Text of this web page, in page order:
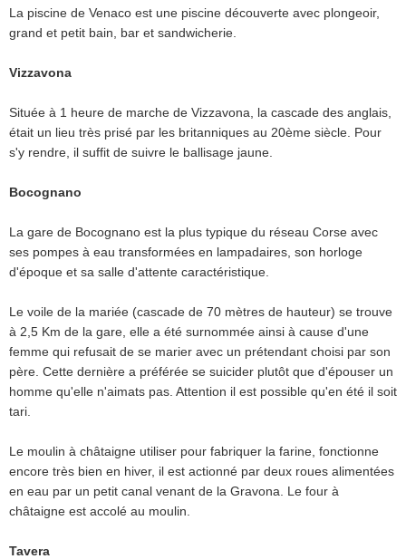
La piscine de Venaco est une piscine découverte avec plongeoir,
grand et petit bain, bar et sandwicherie.
Vizzavona
Située à 1 heure de marche de Vizzavona, la cascade des anglais,
était un lieu très prisé par les britanniques au 20ème siècle. Pour
s'y rendre, il suffit de suivre le ballisage jaune.
Bocognano
La gare de Bocognano est la plus typique du réseau Corse avec
ses pompes à eau transformées en lampadaires, son horloge
d'époque et sa salle d'attente caractéristique.
Le voile de la mariée (cascade de 70 mètres de hauteur) se trouve
à 2,5 Km de la gare, elle a été surnommée ainsi à cause d'une
femme qui refusait de se marier avec un prétendant choisi par son
père. Cette dernière a préférée se suicider plutôt que d'épouser un
homme qu'elle n'aimats pas. Attention il est possible qu'en été il soit
tari.
Le moulin à châtaigne utiliser pour fabriquer la farine, fonctionne
encore très bien en hiver, il est actionné par deux roues alimentées
en eau par un petit canal venant de la Gravona. Le four à
châtaigne est accolé au moulin.
Tavera